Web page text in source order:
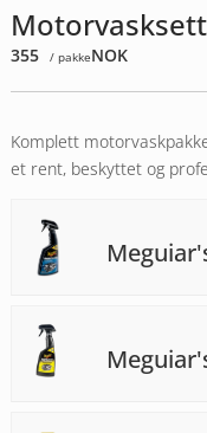
355 / pakkeNOK
Komplett
et rent, beskyttet og